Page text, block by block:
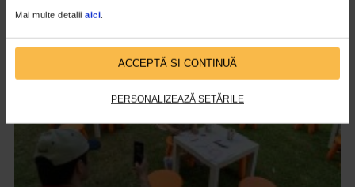
Mai multe detalii aici.
ACCEPTĂ SI CONTINUĂ
PERSONALIZEAZĂ SETĂRILE